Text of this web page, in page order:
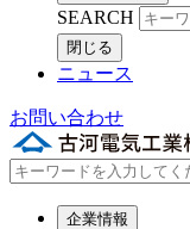
SEARCH
閉じる
ニュース
お問い合わせ
企業情報